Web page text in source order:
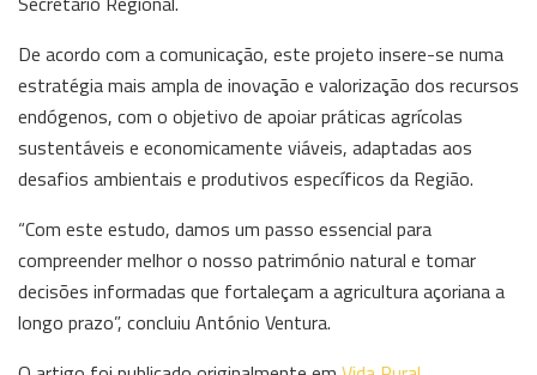
De acordo com a comunicação, este projeto insere-se numa
estratégia mais ampla de inovação e valorização dos recursos
endógenos, com o objetivo de apoiar práticas agrícolas
sustentáveis e economicamente viáveis, adaptadas aos
desafios ambientais e produtivos específicos da Região.
“Com este estudo, damos um passo essencial para
compreender melhor o nosso património natural e tomar
decisões informadas que fortaleçam a agricultura açoriana a
longo prazo”, concluiu António Ventura.